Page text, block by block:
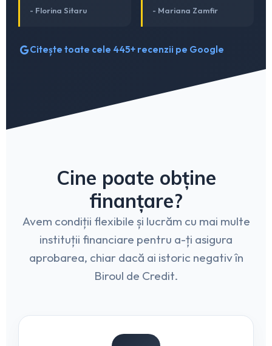
- Florina Sitaru - Mariana Zamfir
Citește toate cele 445+ recenzii pe Google
Cine poate obține
finanțare?
Avem condiții flexibile și lucrăm cu mai multe
instituții financiare pentru a-ți asigura
aprobarea, chiar dacă ai istoric negativ în
Biroul de Credit.